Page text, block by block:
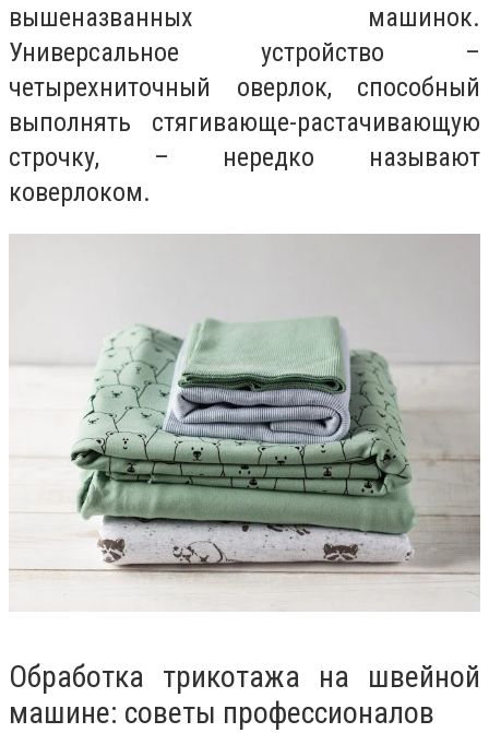
вышеназванных машинок.
Универсальное устройство –
четырехниточный оверлок, способный
выполнять стягивающе-растачивающую
строчку, – нередко называют
коверлоком.
Обработка трикотажа на швейной
машине: советы профессионалов